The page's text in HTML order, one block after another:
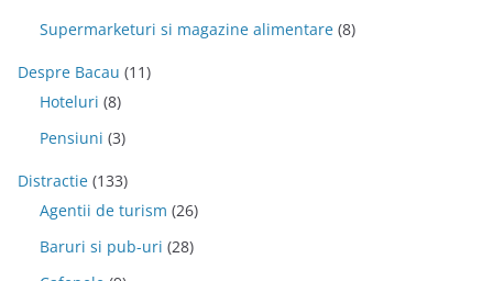
Supermarketuri si magazine alimentare (8)
Despre Bacau (11)
Hoteluri (8)
Pensiuni (3)
Distractie (133)
Agentii de turism (26)
Baruri si pub-uri (28)